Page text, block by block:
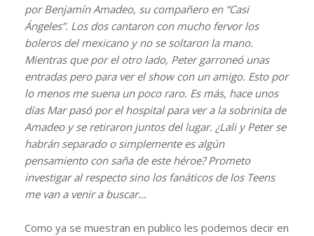
por Benjamín Amadeo, su compañero en “Casi
Ángeles”. Los dos cantaron con mucho fervor los
boleros del mexicano y no se soltaron la mano.
Mientras que por el otro lado, Peter garroneó unas
entradas pero para ver el show con un amigo. Esto por
lo menos me suena un poco raro. Es más, hace unos
días Mar pasó por el hospital para ver a la sobrinita de
Amadeo y se retiraron juntos del lugar. ¿Lali y Peter se
habrán separado o simplemente es algún
pensamiento con saña de este héroe? Prometo
investigar al respecto sino los fanáticos de los Teens
me van a venir a buscar…
Como ya se muestran en publico les podemos decir en